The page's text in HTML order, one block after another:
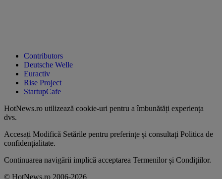
Contributors
Deutsche Welle
Euractiv
Rise Project
StartupCafe
HotNews.ro utilizează cookie-uri pentru a îmbunătăți experiența
dvs.
Accesați Modifică Setările pentru preferințe și consultați Politica de
confidențialitate.
Continuarea navigării implică acceptarea Termenilor și Condițiilor.
© HotNews.ro 2006-2026